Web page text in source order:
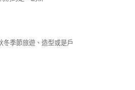
季節旅遊、造型或是戶